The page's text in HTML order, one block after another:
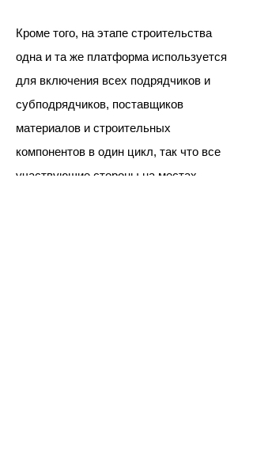
Кроме того, на этапе строительства
одна и та же платформа используется
для включения всех подрядчиков и
субподрядчиков, поставщиков
материалов и строительных
компонентов в один цикл, так что все
участвующие стороны на местах